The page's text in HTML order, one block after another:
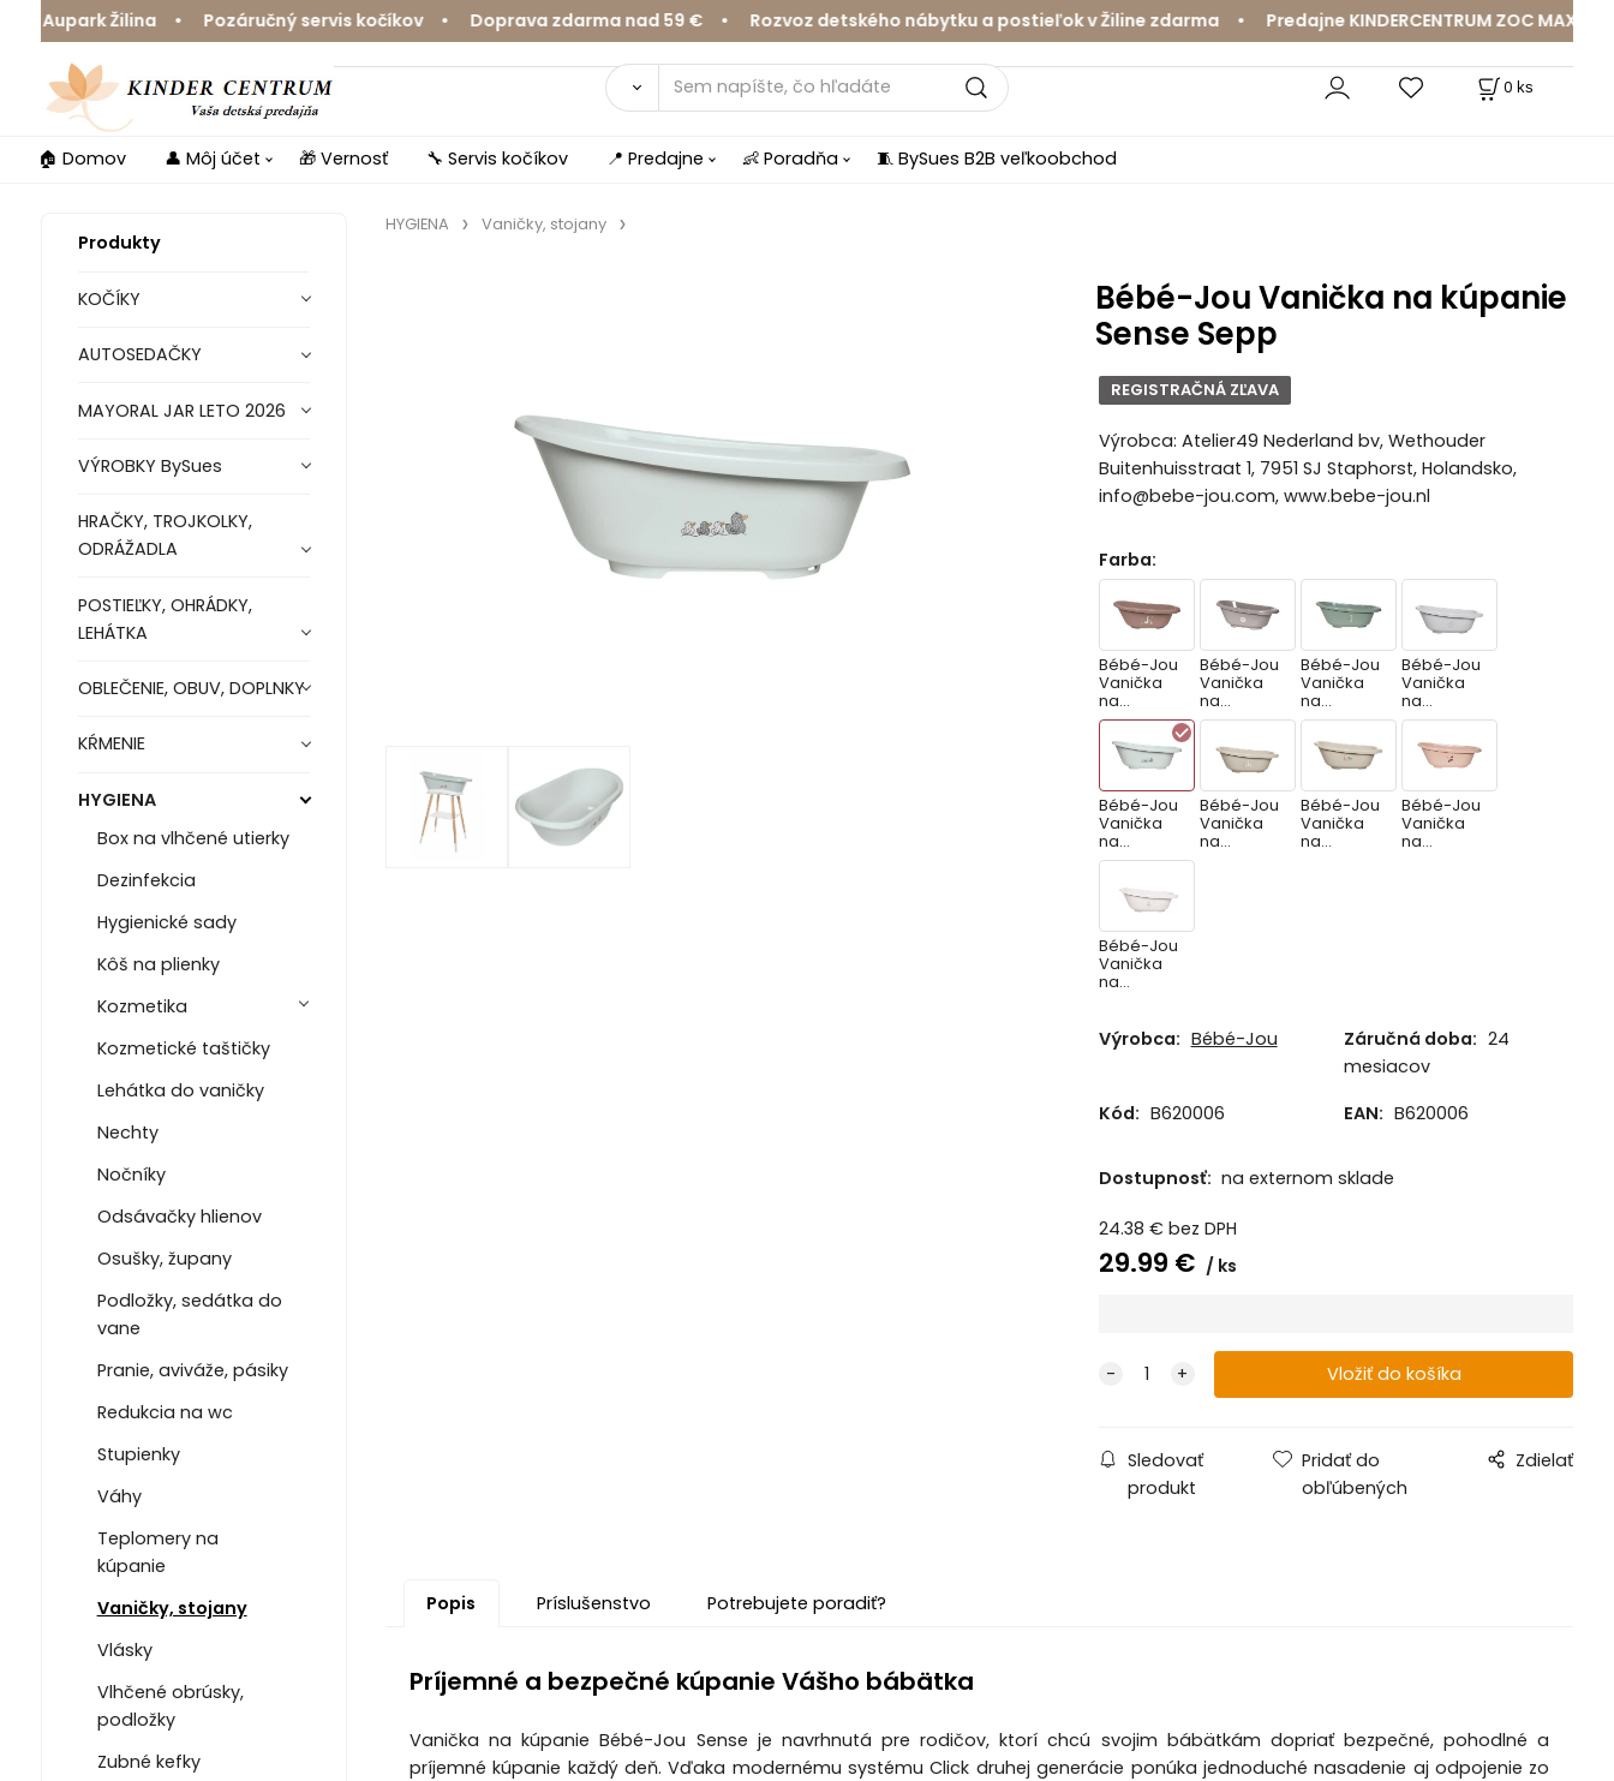
Žilina • Pozáručný servis kočíkov • Doprava zdarma nad 59 € • Rozvoz detského nábytku a postieľok v Žiline zdarma • Predajne KINDERCENTRUM ZOC MAX a
0 ks
🏠 Domov 👤 Môj účet 🎁 Vernosť 🔧 Servis kočíkov 📍 Predajne 👶 Poradňa 🧵 BySues B2B veľkoobchod
Produkty
KOČÍKY
AUTOSEDAČKY
MAYORAL JAR LETO 2026
VÝROBKY BySues
HRAČKY, TROJKOLKY,
ODRÁŽADLA
POSTIEĽKY, OHRÁDKY,
LEHÁTKA
OBLEČENIE, OBUV, DOPLNKY
KŔMENIE
HYGIENA
Box na vlhčené utierky
Dezinfekcia
Hygienické sady
Kôš na plienky
Kozmetika
Kozmetické taštičky
Lehátka do vaničky
Nechty
Nočníky
Odsávačky hlienov
Osušky, župany
Podložky, sedátka do
vane
Pranie, aviváže, pásiky
Redukcia na wc
Stupienky
Váhy
Teplomery na
kúpanie
Vaničky, stojany
Vlásky
Vlhčené obrúsky,
podložky
Zubné kefky
HYGIENA Vaničky, stojany
Bébé-Jou Vanička na kúpanie
Sense Sepp
REGISTRAČNÁ ZĽAVA
Výrobca: Atelier49 Nederland bv, Wethouder
Buitenhuisstraat 1, 7951 SJ Staphorst, Holandsko,
info@bebe-jou.com, www.bebe-jou.nl
Farba:
Bébé-Jou
Vanička
na
kúpanie
Sense
Dear
Goose
Bébé-Jou
Vanička
na
kúpanie
Farm
Friend
Bébé-Jou
Vanička
na
kúpanie
Sense
Ocean
Vibes
Bébé-Jou
Vanička
na
kúpanie
Sense
Ollie
Bébé-Jou
Vanička
na
kúpanie
Sepp
Bébé-Jou
Vanička
na
Bébé-Jou
Vanička
na
Bébé-Jou
Vanička
na
Bébé-Jou
Vanička
na
Sheep
Výrobca: Bébé-Jou Záručná doba: 24
mesiacov
Kód: B620006 EAN: B620006
Dostupnosť: na externom sklade
24.38 € bez DPH
29.99 € ks
Sledovať
produkt
Pridať do
obľúbených
Zdielať
Popis Príslušenstvo Potrebujete poradiť?
Príjemné a bezpečné kúpanie Vášho bábätka
Vanička na kúpanie Bébé-Jou Sense je navrhnutá pre rodičov, ktorí chcú svojim bábätkám dopriať bezpečné, pohodlné a
príjemné kúpanie každý deň. Vďaka modernému systému Click druhej generácie ponúka jednoduché nasadenie aj odpojenie zo